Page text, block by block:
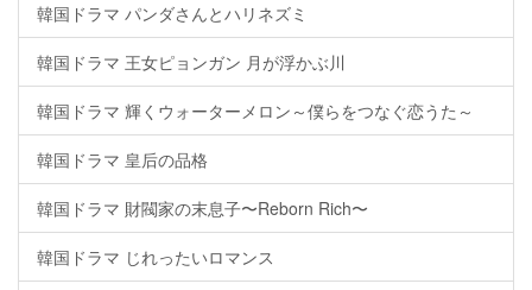
韓国ドラマ パンダさんとハリネズミ
韓国ドラマ 王女ピョンガン 月が浮かぶ川
韓国ドラマ 輝くウォーターメロン～僕らをつなぐ恋うた～
韓国ドラマ 皇后の品格
韓国ドラマ 財閥家の末息子〜Reborn Rich〜
韓国ドラマ じれったいロマンス